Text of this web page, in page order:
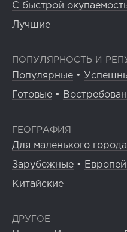
С быстрой
Лучшие
ПОПУЛЯРНОСТЬ И
Популярные •
Готовые •
ГЕОГРАФИЯ
Для маленького города
Зарубежные •
Китайские
ДРУГОЕ